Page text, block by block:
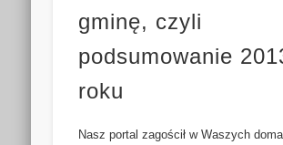
gminę, czyli
podsumowanie
roku
Nasz portal zagościł w Waszych